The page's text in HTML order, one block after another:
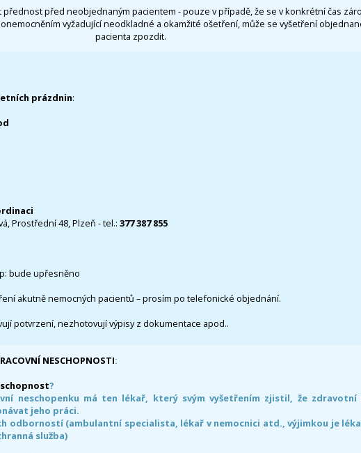
před neobjednaným pacientem - pouze v případě, že se v konkrétní čas
vyžadující neodkladné a okamžité ošetření, může se vyšetření
pacienta zpozdit.
prázdnin:
Prostřední 48, Plzeň - tel.: 377 387 855
bude upřesněno
akutně nemocných pacientů – prosím po telefonické objednání.
potvrzení, nezhotovují výpisy z dokumentace apod..
NESCHOPNOSTI:
?
neschopenku má ten lékař, který svým vyšetřením zjistil, že zdravotní
jeho práci.
odborností (ambulantní specialista, lékař v nemocnici atd., výjimkou je
služba)